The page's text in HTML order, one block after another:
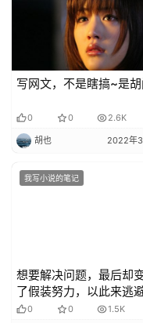
写网文，不是瞎搞~是
0 0 2.6K
胡也 2022年
我写小说的笔记
想要解决问题，最后却
了假装努力，以此来逃
下要做的事情。
0 0 1.5K